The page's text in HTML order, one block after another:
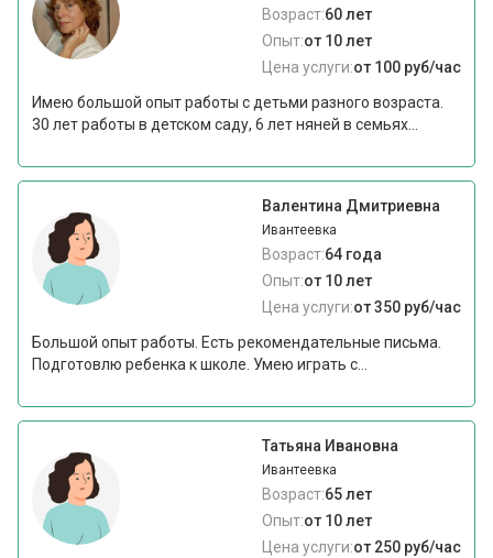
Возраст:60 лет
Опыт:от 10 лет
Цена услуги:от 100 руб/час
Имею большой опыт работы с детьми разного возраста.
30 лет работы в детском саду, 6 лет няней в семьях...
Валентина Дмитриевна
Ивантеевка
Возраст:64 года
Опыт:от 10 лет
Цена услуги:от 350 руб/час
Большой опыт работы. Есть рекомендательные письма.
Подготовлю ребенка к школе. Умею играть с...
Татьяна Ивановна
Ивантеевка
Возраст:65 лет
Опыт:от 10 лет
Цена услуги:от 250 руб/час